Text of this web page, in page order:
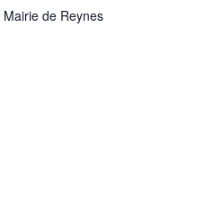
Mairie de Reynes